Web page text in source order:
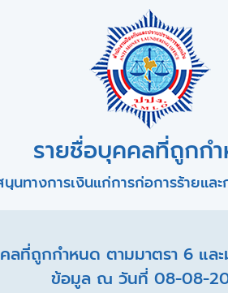
รายชื่อบุคคลที่ถูกก
นทางการเงินแก่การก่อการร้ายแ
ที่ถูกกำหนด ตามมาตรา 6 แล
ข้อมูล ณ วันที่ 08-08-